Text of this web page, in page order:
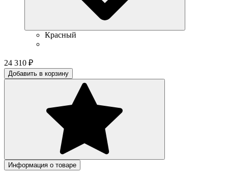
Красный
24 310 ₽
Добавить в корзину
Информация о товаре